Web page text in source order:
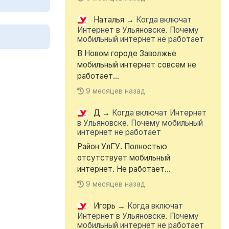
Наталья → Когда включат
Интернет в Ульяновске. Почему
мобильный интернет не работает
В Новом городе Заволжье
мобильный интернет совсем не
работает...
9 месяцев назад
Д → Когда включат Интернет
в Ульяновске. Почему мобильный
интернет не работает
Район УлГУ. Полностью
отсутствует мобильный
интернет. Не работает...
9 месяцев назад
Игорь → Когда включат
Интернет в Ульяновске. Почему
мобильный интернет не работает